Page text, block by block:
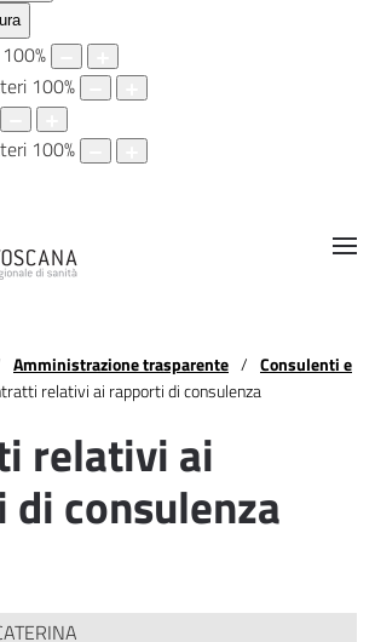
100%
100%
100%
Amministrazione trasparente
Consulenti e
relativi ai rapporti di consulenza
relativi ai
consulenza